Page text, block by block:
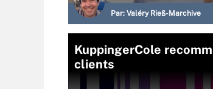
Par: Valéry Rieß-Marchive
KuppingerCole
clients